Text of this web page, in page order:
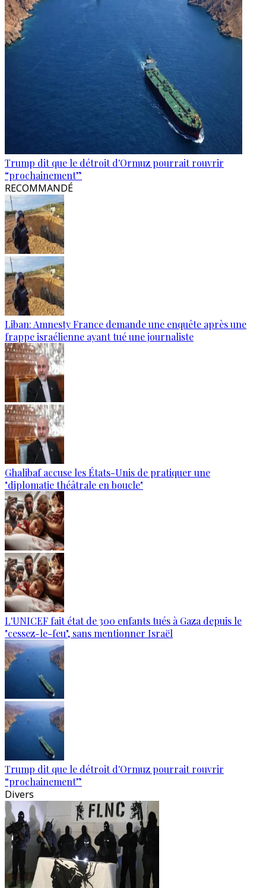
Trump dit que le détroit d'Ormuz pourrait rouvrir
“prochainement”
RECOMMANDÉ
Liban: Amnesty France demande une enquête après une
frappe israélienne ayant tué une journaliste
Ghalibaf accuse les États-Unis de pratiquer une
"diplomatie théâtrale en boucle"
L'UNICEF fait état de 300 enfants tués à Gaza depuis le
"cessez-le-feu", sans mentionner Israël
Trump dit que le détroit d'Ormuz pourrait rouvrir
“prochainement”
Divers